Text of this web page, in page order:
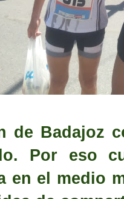
de Badajoz
Por eso
en el medio